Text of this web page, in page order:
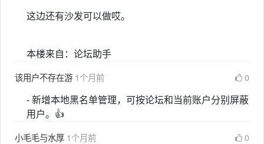
这边还有沙发可以做哎。
本楼来自：论坛助手
该用户不存在游 1个月前 0
- 新增本地黑名单管理，可按论坛和当前账户分别屏蔽
用户。👍
小毛毛与水厚 1个月前 0